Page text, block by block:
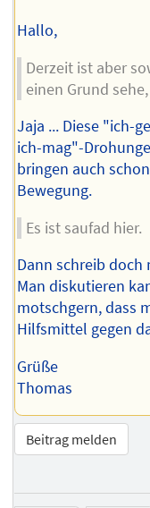
Hallo,
Derzeit ist aber
einen Grund
Jaja ... Diese "ich-
ich-mag"-
bringen auch
Bewegung.
Es ist saufad hier.
Dann schreib doch
Man diskutieren
motschgern, dass
Hilfsmittel gegen
Grüße
Thomas
Beitrag melden